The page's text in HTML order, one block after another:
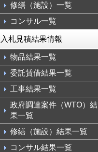
修繕（施設）一覧
コンサル一覧
入札見積結果情報
物品結果一覧
委託賃借結果一覧
工事結果一覧
政府調達案件（WTO）結
果一覧
修繕（施設）結果一覧
コンサル結果一覧